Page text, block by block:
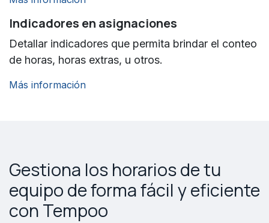
Indicadores en asignaciones
Detallar indicadores que permita brindar el conteo
de horas, horas extras, u otros.
Más información
Gestiona los horarios de tu
equipo de forma fácil y eficiente
con Tempoo